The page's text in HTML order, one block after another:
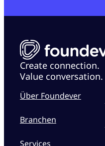
Create connection.
Value conversation.
Über Foundever
Branchen
Services